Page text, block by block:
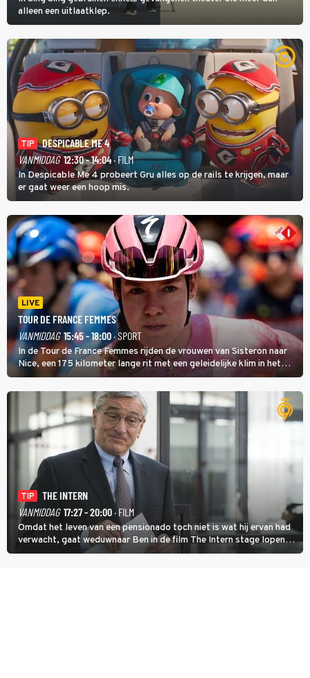
alleen een uitlaatklep.
TIP
DESPICABLE ME 4
VANMIDDAG 12:30 - 14:04· FILM
In Despicable Me 4 probeert Gru alles op de rails te krijgen, maar
er gaat weer een hoop mis.
LIVE
TOUR DE FRANCE FEMMES
VANMIDDAG 15:45 - 18:00· SPORT
In de Tour de France Femmes rijden de vrouwen van Sisteron naar
Nice, een 175 kilometer lange rit met een geleidelijke klim in het
midden. Dat is mogelijk niet de zwaarste hindernis, dat is de
temperatuur. Het kan in Nice namelijk bloedheet worden.
TIP
THE INTERN
VANMIDDAG 17:27 - 20:00· FILM
Omdat het leven van een pensionado toch niet is wat hij ervan had
verwacht, gaat weduwnaar Ben in de film The Intern stage lopen
bij de hippe webwinkel van Jules, wat een gouden zet blijkt te zijn.